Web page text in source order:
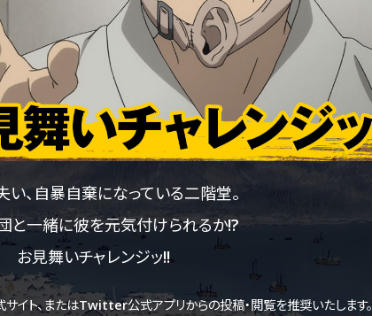
い、自暴自棄になっている二階堂。
と一緒に彼を元気付けられるか!?
お見舞いチャレンジッ!!
ト、またはTwitter公式アプリからの投稿・閲覧を推奨いたします。